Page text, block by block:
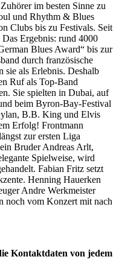
im besten Sinne zu
und Rhythm & Blues
Clubs bis zu Festivals. Seit
Ergebnis: rund 4000
Blues Award“ bis zur
durch französische
sie als Erlebnis. Deshalb
Ruf als Top-Band
Sie spielten in Dubai, auf
beim Byron-Bay-Festival
B.B. King und Elvis
Erfolg! Frontmann
zur ersten Liga
Bruder Andreas Arlt,
Spielweise, wird
Fabian Fritz setzt
Henning Hauerken
Andre Werkmeister
noch vom Konzert mit nach
Kontaktdaten von jedem